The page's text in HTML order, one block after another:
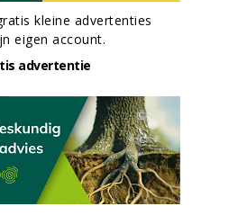
kleine advertenties
eigen account.
advertentie